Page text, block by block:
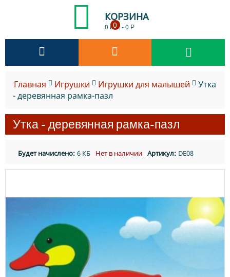
КОРЗИНА
0 шт.-0 Р
0
Главная Игрушки Игрушки для малышей
Утка
- деревянная рамка-пазл
Утка - деревянная рамка-пазл
Будет начислено: 6 КБ Нет в наличии Артикул: DE08